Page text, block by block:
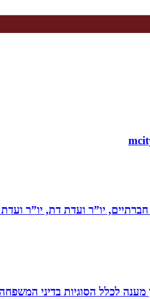
יו”ר ועדת דת, יו”ר
מענה לכלל הסוגיות בדיני